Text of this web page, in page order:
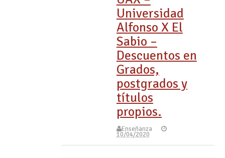
Universidad
Alfonso X El
Sabio –
Descuentos en
Grados,
postgrados y
títulos
propios.
Enseñanza
10/04/2020